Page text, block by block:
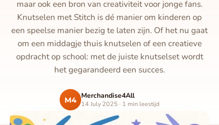
maar ook een bron van creativiteit voor jonge fans.
Knutselen met Stitch is dé manier om kinderen op
een speelse manier bezig te laten zijn. Of het nu gaat
om een middagje thuis knutselen of een creatieve
opdracht op school: met de juiste knutselset wordt
het gegarandeerd een succes.
M4 Merchandise4All
14 July 2025 · 1 min leestijd